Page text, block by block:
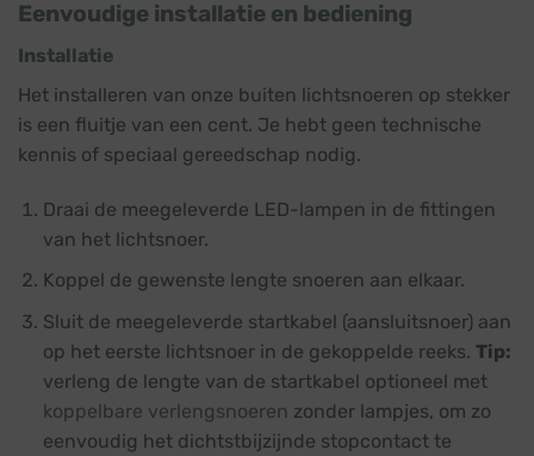
Eenvoudige installatie en bediening
Installatie
Het installeren van onze buiten lichtsnoeren op stekker
is een fluitje van een cent. Je hebt geen technische
kennis of speciaal gereedschap nodig.
Draai de meegeleverde LED-lampen in de fittingen
van het lichtsnoer.
Koppel de gewenste lengte snoeren aan elkaar.
Sluit de meegeleverde startkabel (aansluitsnoer) aan
op het eerste lichtsnoer in de gekoppelde reeks. Tip:
verleng de lengte van de startkabel optioneel met
koppelbare verlengsnoeren zonder lampjes, om zo
eenvoudig het dichtstbijzijnde stopcontact te